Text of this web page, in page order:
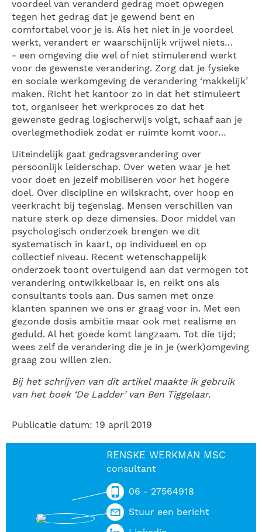
voordeel van veranderd gedrag moet opwegen
tegen het gedrag dat je gewend bent en
comfortabel voor je is. Als het niet in je voordeel
werkt, verandert er waarschijnlijk vrijwel niets…
- een omgeving die wel of niet stimulerend werkt
voor de gewenste verandering. Zorg dat je fysieke
en sociale werkomgeving de verandering ‘makkelijk’
maken. Richt het kantoor zo in dat het stimuleert
tot, organiseer het werkproces zo dat het
gewenste gedrag logischerwijs volgt, schaaf aan je
overlegmethodiek zodat er ruimte komt voor…
Uiteindelijk gaat gedragsverandering over
persoonlijk leiderschap. Over weten waar je het
voor doet en jezelf mobiliseren voor het hogere
doel. Over discipline en wilskracht, over hoop en
veerkracht bij tegenslag. Mensen verschillen van
nature sterk op deze dimensies. Door middel van
psychologisch onderzoek brengen we dit
systematisch in kaart, op individueel en op
collectief niveau. Recent wetenschappelijk
onderzoek toont overtuigend aan dat vermogen tot
verandering ontwikkelbaar is, en reikt ons als
consultants tools aan. Dus samen met onze
klanten spannen we ons er graag voor in. Met een
gezonde dosis ambitie maar ook met realisme en
geduld. Al het goede komt langzaam. Tot die tijd;
wees zelf de verandering die je in je (werk)omgeving
graag zou willen zien.
Bij het schrijven van dit artikel maakte ik gebruik
van het boek ‘De Ladder’ van Ben Tiggelaar.
Publicatie datum: 19 april 2019
RENSKE WERKMAN MSC
consultant
06 - 27564918
Stuur een bericht